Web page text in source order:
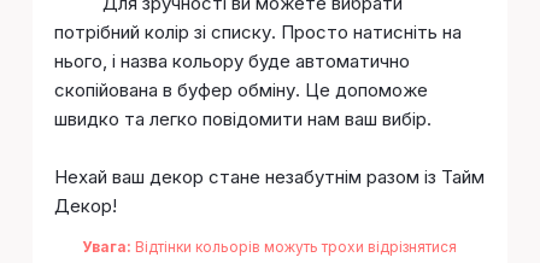
потрібний колір зі списку. Просто натисніть на
нього, і назва кольору буде автоматично
скопійована в буфер обміну. Це допоможе
швидко та легко повідомити нам ваш вибір.
Нехай ваш декор стане незабутнім разом із Тайм
Декор!
Увага: Відтінки кольорів можуть трохи відрізнятися